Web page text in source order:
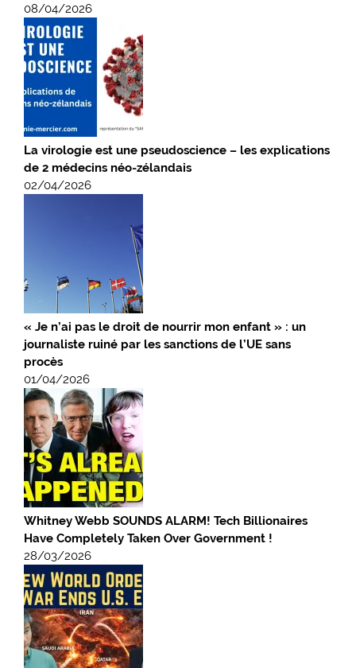
08/04/2026
La virologie est une pseudoscience – les explications
de 2 médecins néo-zélandais
02/04/2026
« Je n’ai pas le droit de nourrir mon enfant » : un
journaliste ruiné par les sanctions de l’UE sans
procès
01/04/2026
Whitney Webb SOUNDS ALARM! Tech Billionaires
Have Completely Taken Over Government !
28/03/2026